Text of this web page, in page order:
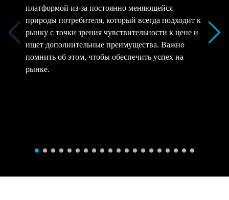
платформой из-за постоянно меняющейся
природы потребителя, который всегда подходит к
рынку с точки зрения чувствительности к цене и
ищет дополнительные преимущества. Важно
помнить об этом, чтобы обеспечить успех на
рынке.